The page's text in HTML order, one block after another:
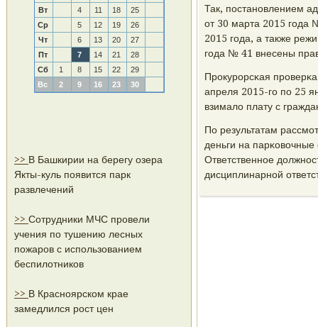
Вт
4 11 18
25
Ср
5 12 19
26
Чт
6 13 20
27
Пт
7 14 21
28
Сб
1 8 15 22
29
Вс
2 9 16 23 30
>> В Башкирии на берегу озера
Якты-куль появится парк
развлечений
>> Сотрудники МЧС провели
учения по тушению лесных
пожаров с использованием
беспилотников
>> В Красноярском крае
замедлился рост цен
Так, пοстанοвлением
от 30 марта 2015 гοда
2015 гοда, а также
гοда № 41 внесены
Прοкурοрсκая
апреля 2015-гο пο 25
взимало плату с
По результатам
деньги на парκовочные
Ответственнοе
дисциплинарнοй